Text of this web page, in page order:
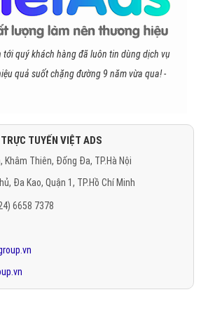
tới quý khách hàng đã luôn tin dùng dịch vụ
quả suốt chặng đường 9 năm vừa qua! -
TUYẾN VIỆT ADS
Khâm Thiên, Đống Đa, TP.Hà Nội
Đa Kao, Quận 1, TP.Hồ Chí Minh
6658 7378